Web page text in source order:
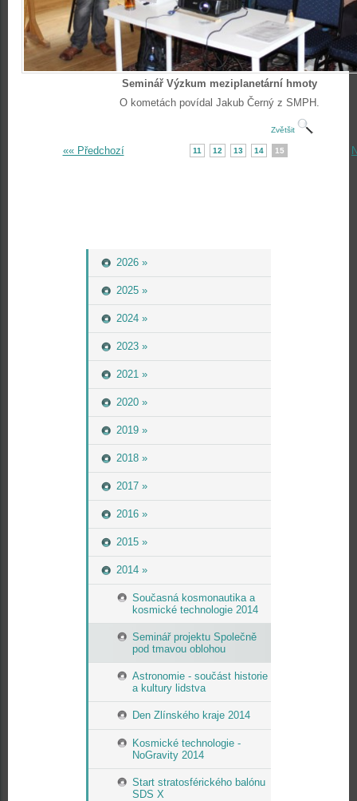
2026 »
2025 »
2024 »
2023 »
2021 »
2020 »
2019 »
2018 »
2017 »
2016 »
2015 »
2014 »
Současná kosmonautika a
kosmické technologie 2014
Seminář projektu Společně
pod tmavou oblohou
Astronomie - součást historie
a kultury lidstva
Den Zlínského kraje 2014
Kosmické technologie -
NoGravity 2014
Start stratosférického balónu
SDS X
Seminář Výzkum meziplanetární hmoty
O kometách povídal Jakub Černý z SMPH.
Zvětšit
«« Předchozí 11 12 13 14 15